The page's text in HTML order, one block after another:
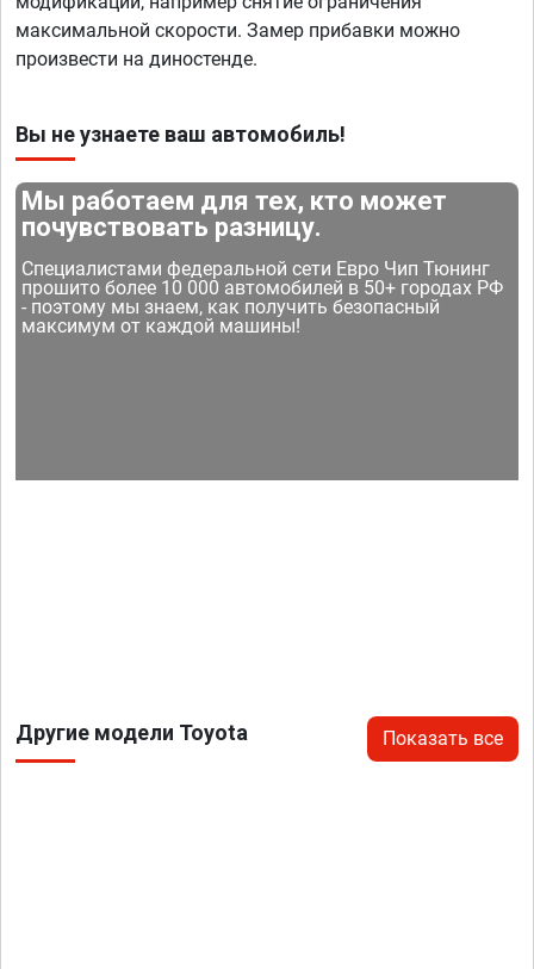
максимальной скорости. Замер прибавки можно
произвести на диностенде.
Вы не узнаете ваш автомобиль!
Мы работаем для тех, кто может
почувствовать разницу.
Специалистами федеральной сети Евро Чип Тюнинг
прошито более 10 000 автомобилей в 50+ городах РФ
- поэтому мы знаем, как получить безопасный
максимум от каждой машины!
Другие модели Toyota Показать все